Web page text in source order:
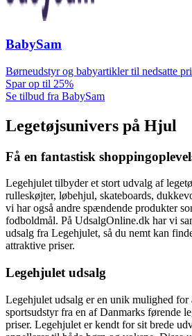
BabySam
Børneudstyr og babyartikler til nedsatte
Spar op til 25%
Se tilbud fra BabySam
Legetøjsunivers på Hjul
Få en fantastisk
Legehjulet tilbyder et stort udvalg af
rulleskøjter, løbehjul, skateboards,
vi har også andre spændende produkter
fodboldmål. På UdsalgOnline.dk har vi
udsalg fra Legehjulet, så du nemt kan
attraktive priser.
Legehjulet udsalg
Legehjulet udsalg er en unik mulighed
sportsudstyr fra en af Danmarks førende
priser. Legehjulet er kendt for sit brede